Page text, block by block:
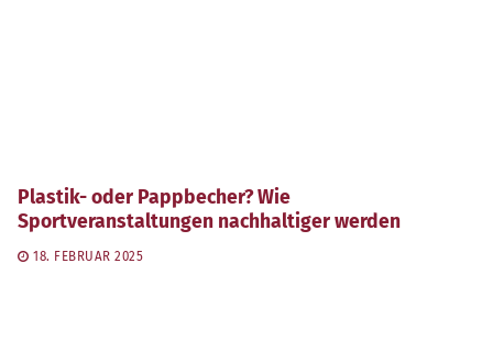
Plastik- oder Pappbecher? Wie
Sportveranstaltungen nachhaltiger werden
18. FEBRUAR 2025